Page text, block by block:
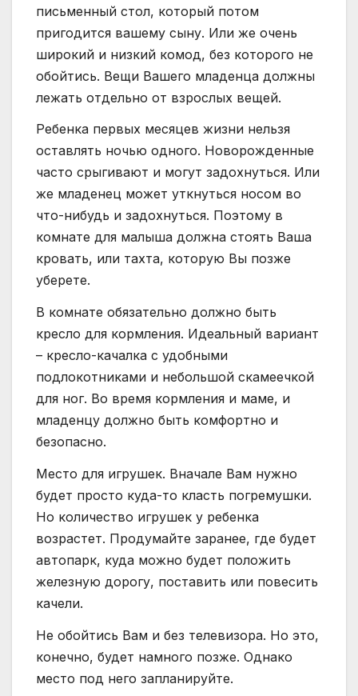
письменный стол, который потом
пригодится вашему сыну. Или же очень
широкий и низкий комод, без которого не
обойтись. Вещи Вашего младенца должны
лежать отдельно от взрослых вещей.
Ребенка первых месяцев жизни нельзя
оставлять ночью одного. Новорожденные
часто срыгивают и могут задохнуться. Или
же младенец может уткнуться носом во
что-нибудь и задохнуться. Поэтому в
комнате для малыша должна стоять Ваша
кровать, или тахта, которую Вы позже
уберете.
В комнате обязательно должно быть
кресло для кормления. Идеальный вариант
– кресло-качалка с удобными
подлокотниками и небольшой скамеечкой
для ног. Во время кормления и маме, и
младенцу должно быть комфортно и
безопасно.
Место для игрушек. Вначале Вам нужно
будет просто куда-то класть погремушки.
Но количество игрушек у ребенка
возрастет. Продумайте заранее, где будет
автопарк, куда можно будет положить
железную дорогу, поставить или повесить
качели.
Не обойтись Вам и без телевизора. Но это,
конечно, будет намного позже. Однако
место под него запланируйте.